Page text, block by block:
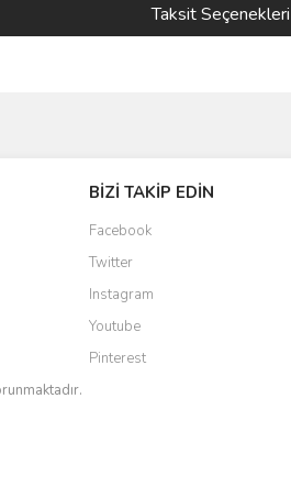
Taksit Seçenekleri
BİZİ TAKİP EDİN
Facebook
Twitter
Instagram
Youtube
Pinterest